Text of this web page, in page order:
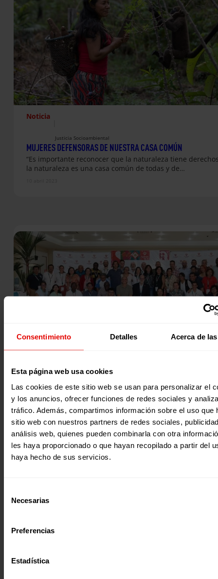
Consentimiento Detalles Acerca de
Esta página web usa cookies
Las cookies de este sitio web se usan para personalizar el
y los anuncios, ofrecer funciones de redes sociales y
tráfico. Además, compartimos información sobre el uso que
sitio web con nuestros partners de redes sociales,
análisis web, quienes pueden combinarla con otra
les haya proporcionado o que hayan recopilado a partir del
haya hecho de sus servicios.
Necesarias
Preferencias
Estadística
Noticia
Justicia Socioambiental
MUJERES DEFENSORAS DE NUESTRA CASA COMÚN
“Es importante reconocer que la naturaleza tiene
la naturaleza es una casa común de todas y de…
Noticia
|
Participación y ciudadanía global
CELEBRACIÓN DE LA ASAMBLEA XXXVIII DE LA FEDERACIÓN
INTERNACIONAL FE Y ALEGRÍA
Entre el 20 y el 24 de marzo ha tenido lugar la Asamblea
XXXVIII y el Consejo de Directores…